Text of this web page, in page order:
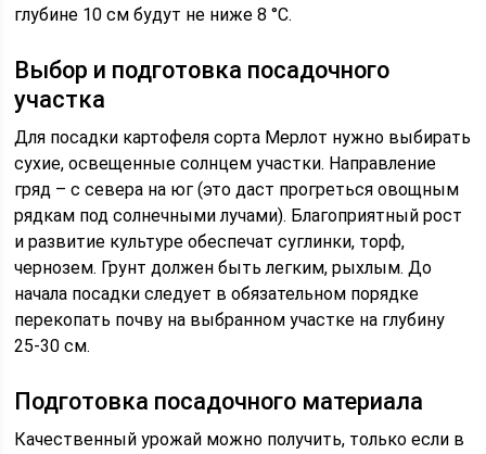
глубине 10 см будут не ниже 8 °C.
Выбор и подготовка посадочного
участка
Для посадки картофеля сорта Мерлот нужно выбирать
сухие, освещенные солнцем участки. Направление
гряд – с севера на юг (это даст прогреться овощным
рядкам под солнечными лучами). Благоприятный рост
и развитие культуре обеспечат суглинки, торф,
чернозем. Грунт должен быть легким, рыхлым. До
начала посадки следует в обязательном порядке
перекопать почву на выбранном участке на глубину
25-30 см.
Подготовка посадочного материала
Качественный урожай можно получить, только если в